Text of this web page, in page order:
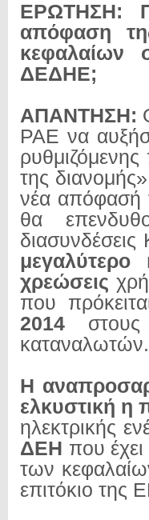
ΕΡΩΤΗΣΗ:
απόφαση
ΔΕΔΗΕ;
ΑΠΑΝΤΗΣΗ:
ΡΑΕ να
της
νέα απόφασή
θα
χρεώσεις
που
2014 στους
καταναλωτών.
Η
ελκυστική
ηλεκτρικής
ΔΕΗ που
των
επιτόκιο της